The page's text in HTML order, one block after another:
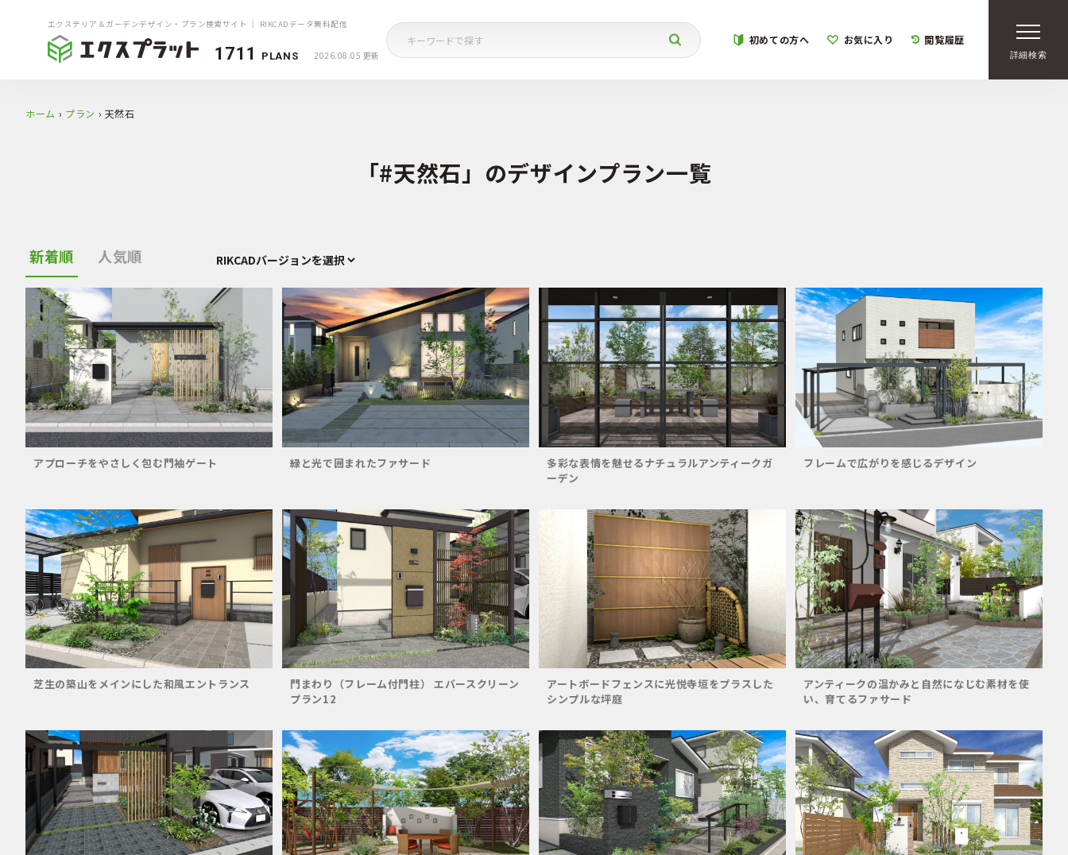
詳細検索
エクステリア＆ガーデンデザイン・プラン検索サイト ｜ RIKCADデータ無料配信
1711 PLANS 2026.08.05 更新
初めての方へ お気に入り 閲覧履歴
ホーム › プラン › 天然石
「#天然石」のデザインプラン一覧
新着順 人気順
アプローチをやさしく包む門袖ゲート 緑と光で囲まれたファサード
多彩な表情を魅せるナチュラルアンティークガ
ーデン
フレームで広がりを感じるデザイン
芝生の築山をメインにした和風エントランス
門まわり（フレーム付門柱） エバースクリーン
プラン12
アートボードフェンスに光悦寺垣をプラスした
シンプルな坪庭
アンティークの温かみと自然になじむ素材を使
い、育てるファサード